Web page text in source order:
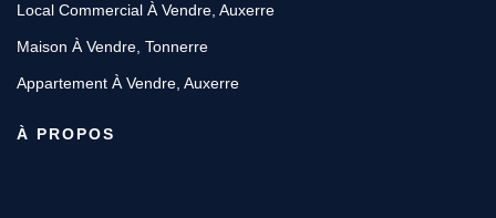
Local Commercial À Vendre, Auxerre
Maison À Vendre, Tonnerre
Appartement À Vendre, Auxerre
À PROPOS